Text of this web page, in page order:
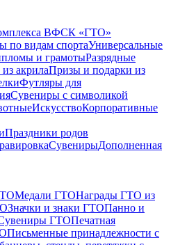
ВФСК «ГТО»
по видам спортаУниверсальные
и грамотыРазрядные
акрилаПризы и подарки из
Футляры для
Сувениры с символикой
ИскусствоКорпоративные
Праздники родов
СувенирыДополненная
Медали ГТОНаграды ГТО из
Значки и знаки ГТОПанно и
ГТОПечатная
Письменные принадлежности с